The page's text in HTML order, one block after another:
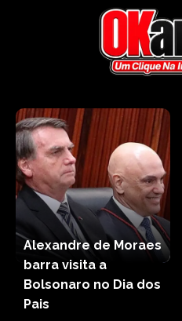
Alexandre de Moraes
barra visita a
Bolsonaro no Dia dos
Pais